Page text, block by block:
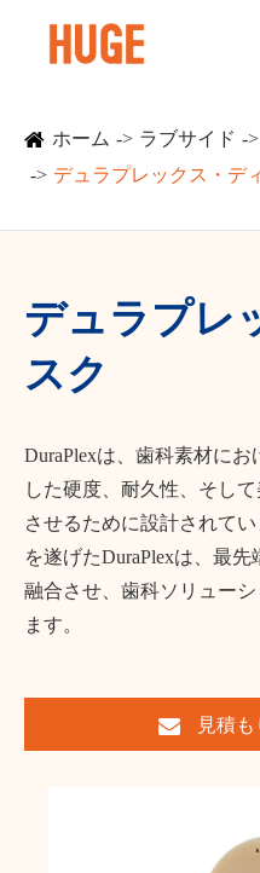
ホーム ラブサイド
デュラプレックス・デ
デュラプレ
スク
DuraPlexは、歯科素材に
した硬度、耐久性、そし
させるために設計されて
を遂げたDuraPlexは、最
融合させ、歯科ソリュー
ます。
見積